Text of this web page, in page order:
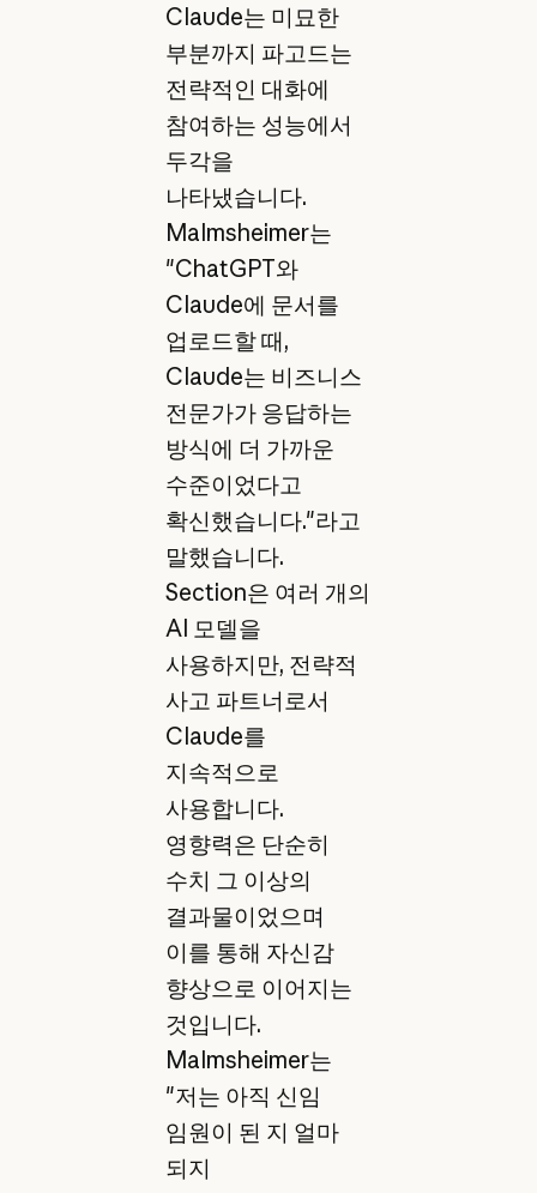
Claude는 미묘한
부분까지 파고드는
전략적인 대화에
참여하는 성능에서
두각을
나타냈습니다.
Malmsheimer는
"ChatGPT와
Claude에 문서를
업로드할 때,
Claude는 비즈니스
전문가가 응답하는
방식에 더 가까운
수준이었다고
확신했습니다."라고
말했습니다.
Section은 여러 개의
AI 모델을
사용하지만, 전략적
사고 파트너로서
Claude를
지속적으로
사용합니다.
영향력은 단순히
수치 그 이상의
결과물이었으며
이를 통해 자신감
향상으로 이어지는
것입니다.
Malmsheimer는
"저는 아직 신임
임원이 된 지 얼마
되지